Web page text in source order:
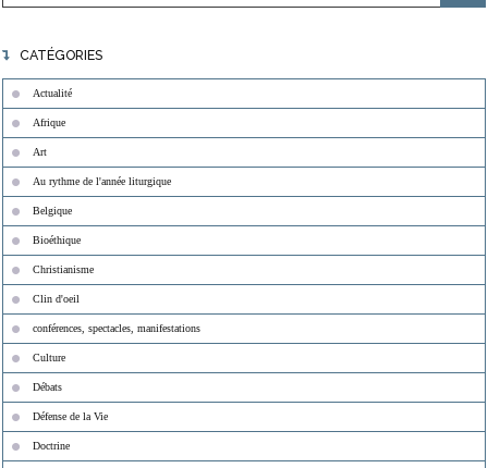
CATÉGORIES
Actualité
Afrique
Art
Au rythme de l'année liturgique
Belgique
Bioéthique
Christianisme
Clin d'oeil
conférences, spectacles, manifestations
Culture
Débats
Défense de la Vie
Doctrine